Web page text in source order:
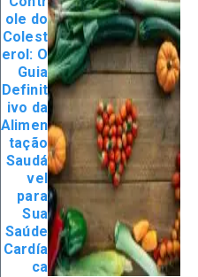
ole do
Colest
erol: O
Guia
Definit
ivo da
Alimen
tação
Saudá
vel
para
Sua
Saúde
Cardía
ca